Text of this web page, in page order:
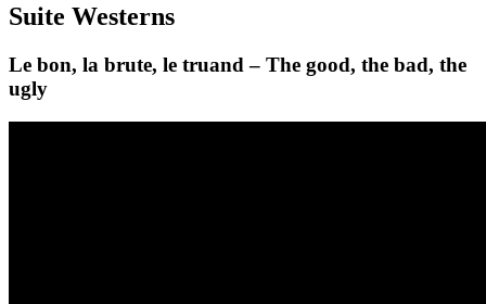
Suite Westerns
Le bon, la brute, le truand – The good, the bad, the
ugly